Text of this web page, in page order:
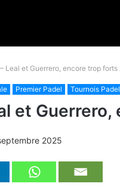
Leal et Guerrero, encore trop
Premier Padel Tournois Padel
et
2025